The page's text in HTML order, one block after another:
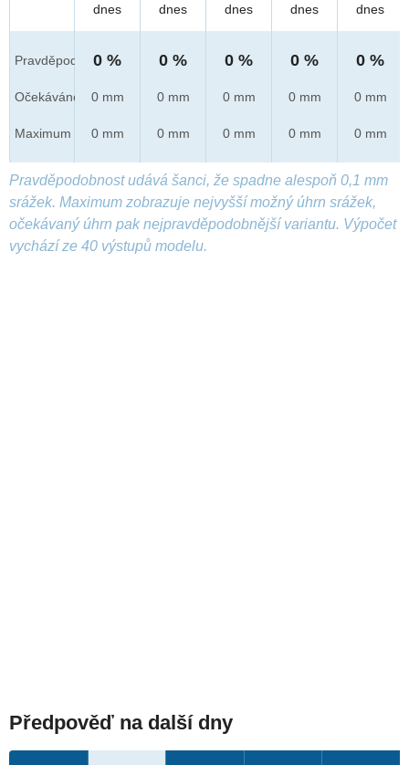
Pravděpod.
Očekáváno
Maximum
dnes
0 %
0 mm
0 mm
dnes
0 %
0 mm
0 mm
dnes
0 %
0 mm
0 mm
dnes
0 %
0 mm
0 mm
dnes
0 %
0 mm
0 mm
Pravděpodobnost udává šanci, že spadne alespoň 0,1 mm
srážek. Maximum zobrazuje nejvyšší možný úhrn srážek,
očekávaný úhrn pak nejpravděpodobnější variantu. Výpočet
vychází ze 40 výstupů modelu.
Předpověď na další dny